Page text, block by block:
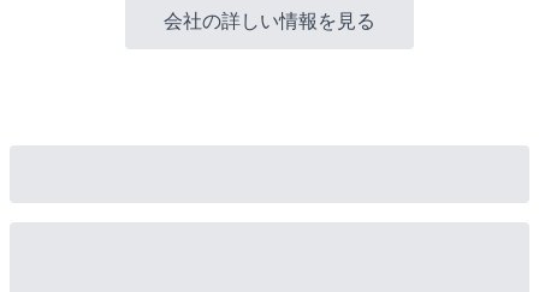
会社の詳しい情報を見る